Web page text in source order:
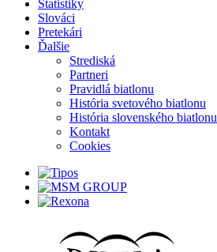
Štatistiky
Slováci
Pretekári
Ďalšie
Strediská
Partneri
Pravidlá biatlonu
História svetového biatlonu
História slovenského biatlonu
Kontakt
Cookies